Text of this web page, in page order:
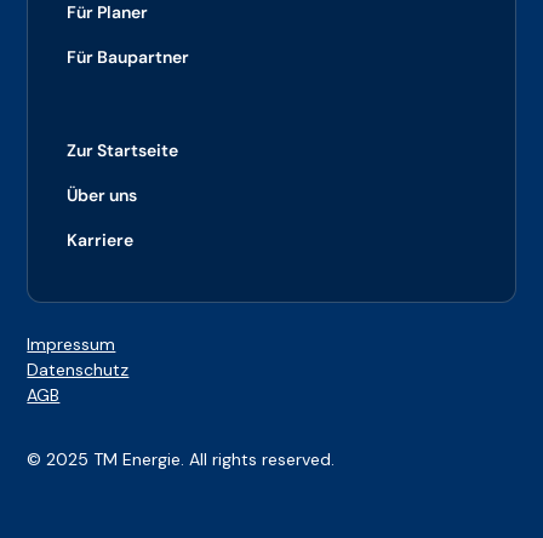
Für Planer
Für Baupartner
Zur Startseite
Über uns
Karriere
© 2025 TM Energie. All rights reserved.
Impressum
Datenschutz
AGB